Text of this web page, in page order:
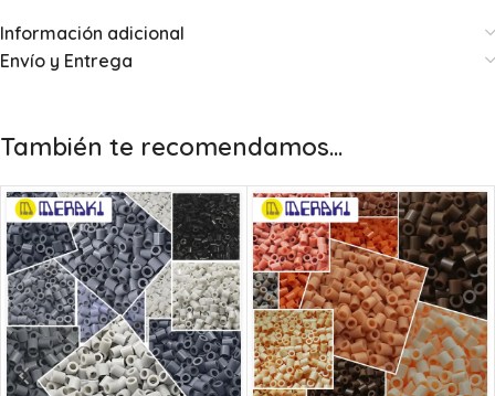
Información adicional
Envío y Entrega
También te recomendamos…